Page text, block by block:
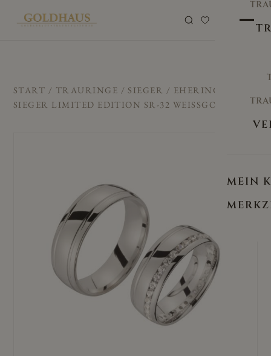
MEIN
START / TRAURINGE / SIEGER / EHERINGE/
SIEGER LIMITED EDITION SR-32 WEISSGOLD